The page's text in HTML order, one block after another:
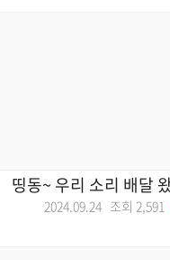
띵동~ 우리 소리 배달
2024.09.24 조회 2,591